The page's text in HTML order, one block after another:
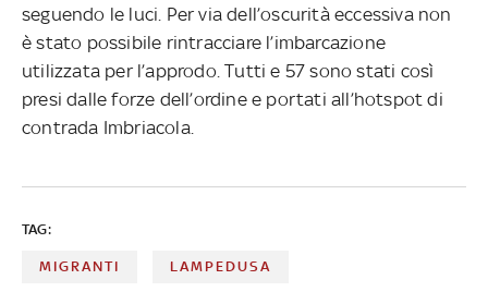
seguendo le luci. Per via dell’oscurità eccessiva non
è stato possibile rintracciare l’imbarcazione
utilizzata per l’approdo. Tutti e 57 sono stati così
presi dalle forze dell’ordine e portati all’hotspot di
contrada Imbriacola.
TAG:
MIGRANTI LAMPEDUSA